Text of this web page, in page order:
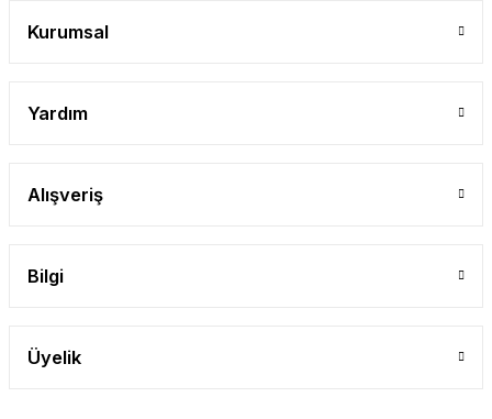
Kurumsal
Yardım
Alışveriş
Bilgi
Üyelik